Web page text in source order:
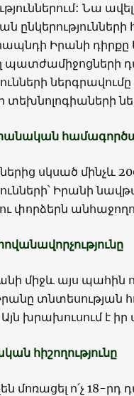
Նա
Իրանի դիրքը
պատժամիջոցների
տեխնոլոգիաների
սկսած մինչև
Իրանի
փորձերն
միջև այս պահին
տնտեսության
Այն խրախուսում է
հիշողությունը
մոռացել ո՛չ 18-